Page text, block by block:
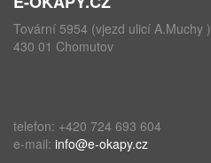
Tovární 5954 (vjezd ulicí A.Muchy )
430 01 Chomutov
telefon: +420 724 693 604
e-mail: info@e-okapy.cz